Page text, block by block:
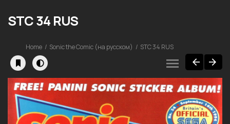
STC 34 RUS
Home Sonic the Comic (на русском) STC 34 RUS